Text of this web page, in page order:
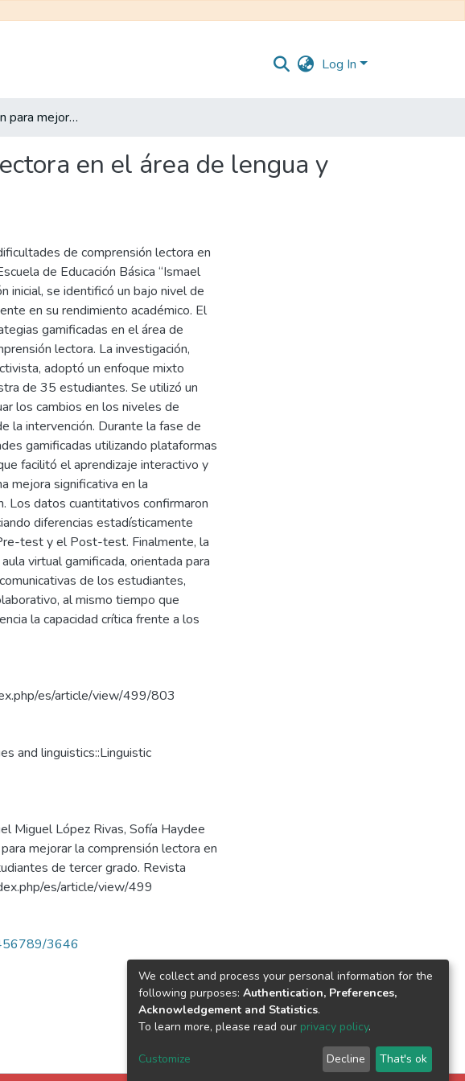
Log In
La gamificación para mejorar la comprensión lectora en el área de lengua y literatura en los estudiantes de tercer grado
en el área de lengua y
de comprensión lectora en
de Educación Básica “Ismael
inicial, se identificó un bajo nivel de
en su rendimiento académico. El
gamificadas en el área de
lectora. La investigación,
adoptó un enfoque mixto
de 35 estudiantes. Se utilizó un
los cambios en los niveles de
la intervención. Durante la fase de
gamificadas utilizando plataformas
facilitó el aprendizaje interactivo y
mejora significativa en la
Los datos cuantitativos confirmaron
diferencias estadísticamente
test y el Post-test. Finalmente, la
virtual gamificada, orientada para
de los estudiantes,
al mismo tiempo que
la capacidad crítica frente a los
es/article/view/499/803
and linguistics::Linguistic
Miguel López Rivas, Sofía Haydee
mejorar la comprensión lectora en
de tercer grado. Revista
es/article/view/499
3646
We collect and process your personal information for the
following purposes: Authentication, Preferences,
Acknowledgement and Statistics.
To learn more, please read our privacy policy.
Customize Decline That's ok